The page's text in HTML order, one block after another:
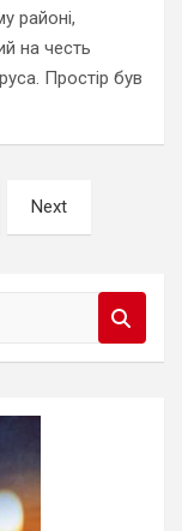
районі,
на честь
Простір був
Next